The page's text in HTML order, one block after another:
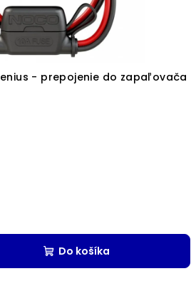
- prepojenie do zapaľovača
Do košíka